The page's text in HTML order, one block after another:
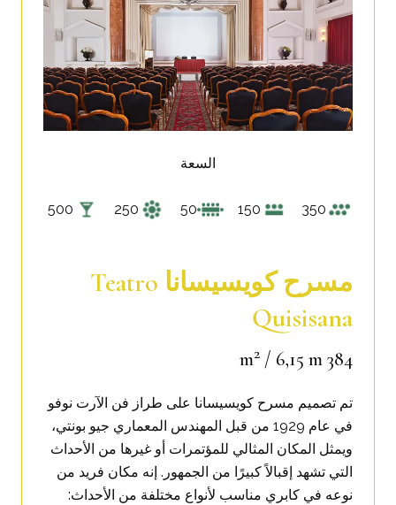
مسرح كويسيسانا Teatro
Quisisana
384 m
2 / 6,15 m
تم تصميم مسرح كويسيسانا على طراز فن الآرت نوفو
في عام 1929 من قبل المهندس المعماري جيو بونتي،
ويمثل المكان المثالي للمؤتمرات أو غيرها من الأحداث
التي تشهد إقبالاً كبيرًا من الجمهور. إنه مكان فريد من
نوعه في كابري مناسب لأنواع مختلفة من الأحداث:
السعة
350
150
50
250
500